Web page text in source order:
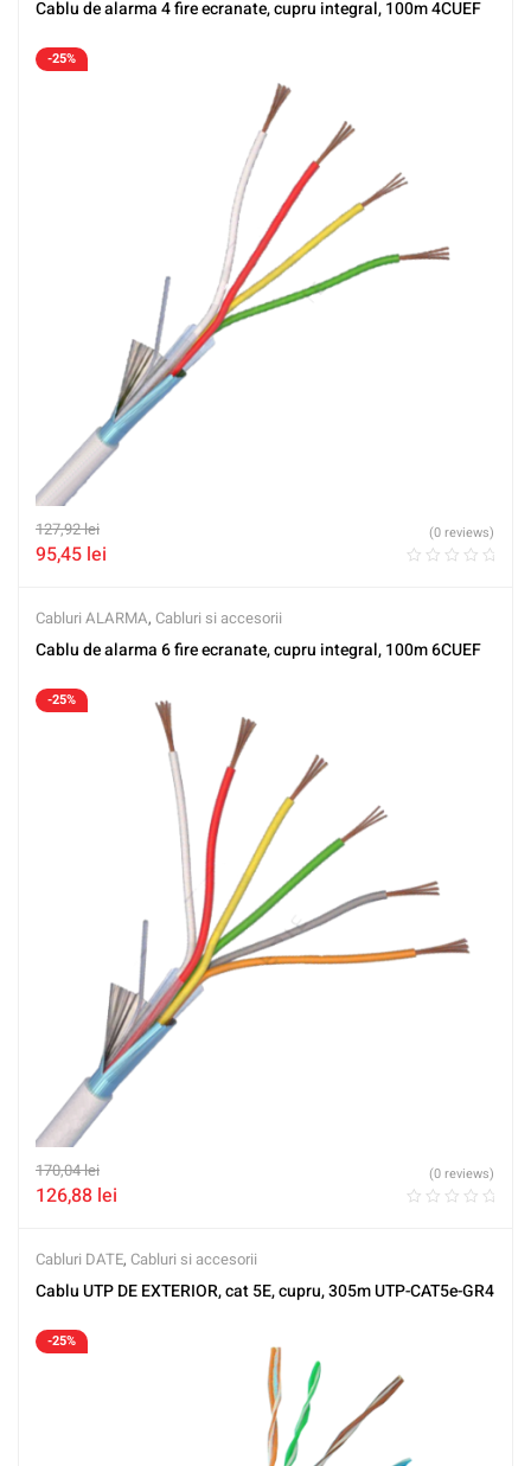
Cablu de alarma 4 fire ecranate, cupru integral, 100m 4CUEF
-25%
127,92lei
95,45 lei
(0 reviews)
Cabluri ALARMA, Cabluri si accesorii
Cablu de alarma 6 fire ecranate, cupru integral, 100m 6CUEF
-25%
170,04lei
126,88 lei
(0 reviews)
Cabluri DATE, Cabluri si accesorii
Cablu UTP DE EXTERIOR, cat 5E, cupru, 305m UTP-CAT5e-GR4
-25%